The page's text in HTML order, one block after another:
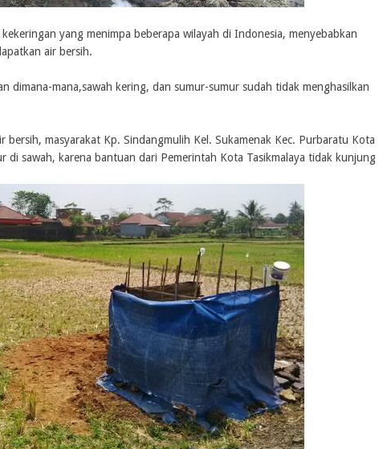
yang menimpa beberapa wilayah di Indonesia, menyebabkan
air bersih.
dimana-mana,sawah kering, dan sumur-sumur sudah tidak menghasilkan
bersih, masyarakat Kp. Sindangmulih Kel. Sukamenak Kec. Purbaratu Kota
di sawah, karena bantuan dari Pemerintah Kota Tasikmalaya tidak kunjung